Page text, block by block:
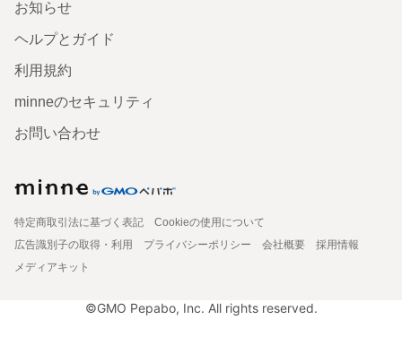
お知らせ
ヘルプとガイド
利用規約
minneのセキュリティ
お問い合わせ
特定商取引法に基づく表記
Cookieの使用について
広告識別子の取得・利用
プライバシーポリシー 会社概要
採用情報
メディアキット
©GMO Pepabo, Inc. All rights reserved.